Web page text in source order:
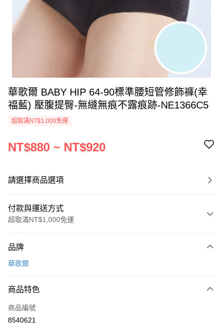
華歌爾 BABY HIP 64-90標準腰短管修飾褲(幸
福藍) 壓腹提臀-無縫無痕不露痕跡-NE1366C5
超取滿NT$1,000免運
NT$880 ~ NT$920
請選擇商品選項
付款與運送方式
超取滿NT$1,000免運
信用卡一次付款
LINE Pay
街口支付
品牌
華歌爾
商品特色
商品編號
8540621